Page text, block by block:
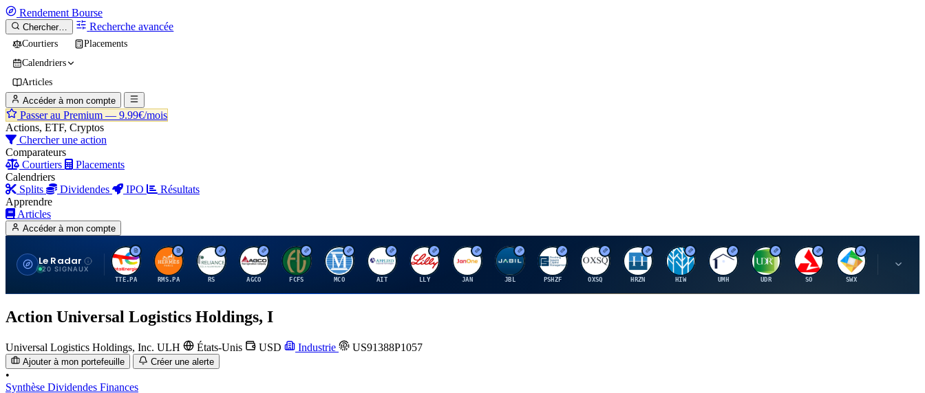
Rendement Bourse
Chercher… Recherche avancée
Courtiers
Placements
Calendriers
Articles
Accéder à mon compte
Passer au Premium — 9.99€/mois
Actions, ETF, Cryptos
Chercher une action
Comparateurs
Courtiers
Placements
Calendriers
Splits
Dividendes IPO
Résultats
Apprendre
Articles
Accéder à mon compte
Le Radar
20 SIGNAUX
T
TTE.PA
H
RMS.PA
R
RS
A
AGCO
F
FCFS
M
MCO
A
AIT
E
LLY
J
JAN
J
JBL
P
PSHZF
O
OXSQ
H
HRZN
H
HIW
U
UMH
U
UDR
S
SO
S
SWX
S
Action Universal Logistics Holdings, I
Universal Logistics Holdings, Inc. ULH États-Unis USD Industrie US91388P1057
Ajouter à mon portefeuille Créer une alerte
•
Synthèse Dividendes Finances